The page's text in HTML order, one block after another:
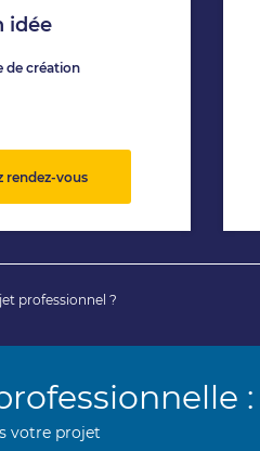
idée
de création
rendez-vous
professionnel ?
:
votre projet